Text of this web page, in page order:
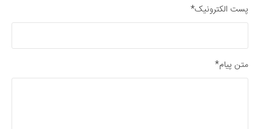
پست الکترونیک*
متن پیام*